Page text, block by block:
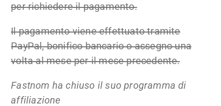
per richiedere il pagamento.
Il pagamento viene effettuato tramite
PayPal, bonifico bancario o assegno una
volta al mese per il mese precedente.
Fastnom ha chiuso il suo programma di
affiliazione